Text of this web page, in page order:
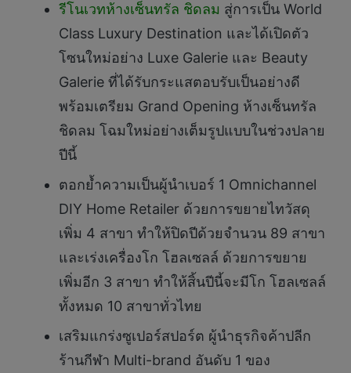
รีโนเวทห้างเซ็นทรัล ชิดลม สู่การเป็น World
Class Luxury Destination และได้เปิดตัว
โซนใหม่อย่าง Luxe Galerie และ Beauty
Galerie ที่ได้รับกระแสตอบรับเป็นอย่างดี
พร้อมเตรียม Grand Opening ห้างเซ็นทรัล
ชิดลม โฉมใหม่อย่างเต็มรูปแบบในช่วงปลาย
ปีนี้
ตอกย้ำความเป็นผู้นำเบอร์ 1 Omnichannel
DIY Home Retailer ด้วยการขยายไทวัสดุ
เพิ่ม 4 สาขา ทำให้ปิดปีด้วยจำนวน 89 สาขา
และเร่งเครื่องโก โฮลเซลล์ ด้วยการขยาย
เพิ่มอีก 3 สาขา ทำให้สิ้นปีนี้จะมีโก โฮลเซลล์
ทั้งหมด 10 สาขาทั่วไทย
เสริมแกร่งซูเปอร์สปอร์ต ผู้นำธุรกิจค้าปลีก
ร้านกีฬา Multi-brand อันดับ 1 ของ